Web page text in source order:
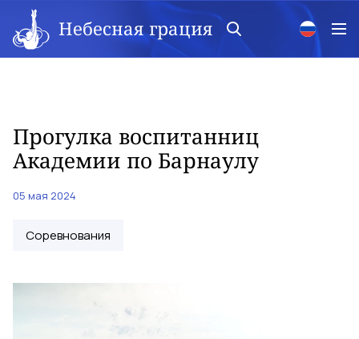
Небесная грация
Прогулка воспитанниц
Академии по Барнаулу
05 мая 2024
Соревнования